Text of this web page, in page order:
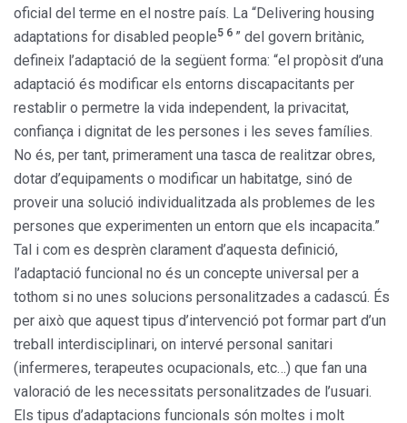
oficial del terme en el nostre país. La “Delivering housing
adaptations for disabled people5 6 ” del govern britànic,
defineix l’adaptació de la següent forma: “el propòsit d’una
adaptació és modificar els entorns discapacitants per
restablir o permetre la vida independent, la privacitat,
confiança i dignitat de les persones i les seves famílies.
No és, per tant, primerament una tasca de realitzar obres,
dotar d’equipaments o modificar un habitatge, sinó de
proveir una solució individualitzada als problemes de les
persones que experimenten un entorn que els incapacita.”
Tal i com es desprèn clarament d’aquesta definició,
l’adaptació funcional no és un concepte universal per a
tothom si no unes solucions personalitzades a cadascú. És
per això que aquest tipus d’intervenció pot formar part d’un
treball interdisciplinari, on intervé personal sanitari
(infermeres, terapeutes ocupacionals, etc…) que fan una
valoració de les necessitats personalitzades de l’usuari.
Els tipus d’adaptacions funcionals són moltes i molt